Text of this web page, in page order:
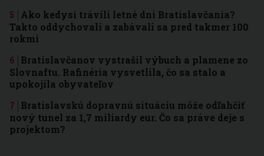
Ako kedysi trávili letné dni Bratislavčania?
Takto oddychovali a zabávali sa pred takmer 100
rokmi
Bratislavčanov vystrašil výbuch a plamene zo
Slovnaftu. Rafinéria vysvetlila, čo sa stalo a
upokojila obyvateľov
Bratislavskú dopravnú situáciu môže odľahčiť
nový tunel za 1,7 miliardy eur. Čo sa práve deje s
projektom?